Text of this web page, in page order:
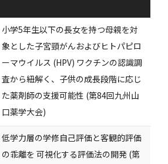
小学5年生以下の長女を持つ母親を対
象とした子宮頸がんおよびヒトパピロ
ーマウイルス (HPV) ワクチンの認識調
査から紐解く、子供の成長段階に応じ
た薬剤師の支援可能性 (第84回九州山
口薬学大会)
低学力層の学修自己評価と客観的評価
の乖離を 可視化する評価法の開発 (第